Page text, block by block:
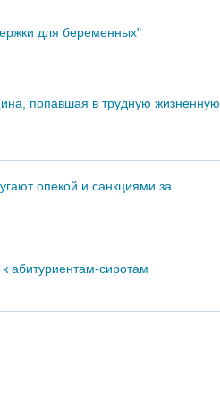
для беременных"
попавшая в трудную жизненную
опекой и санкциями за
абитуриентам-сиротам